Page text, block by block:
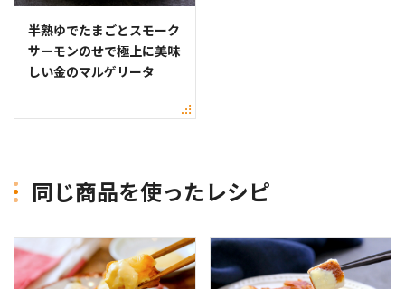
半熟ゆでたまごとスモーク
サーモンのせで極上に美味
しい金のマルゲリータ
同じ商品を使ったレシピ